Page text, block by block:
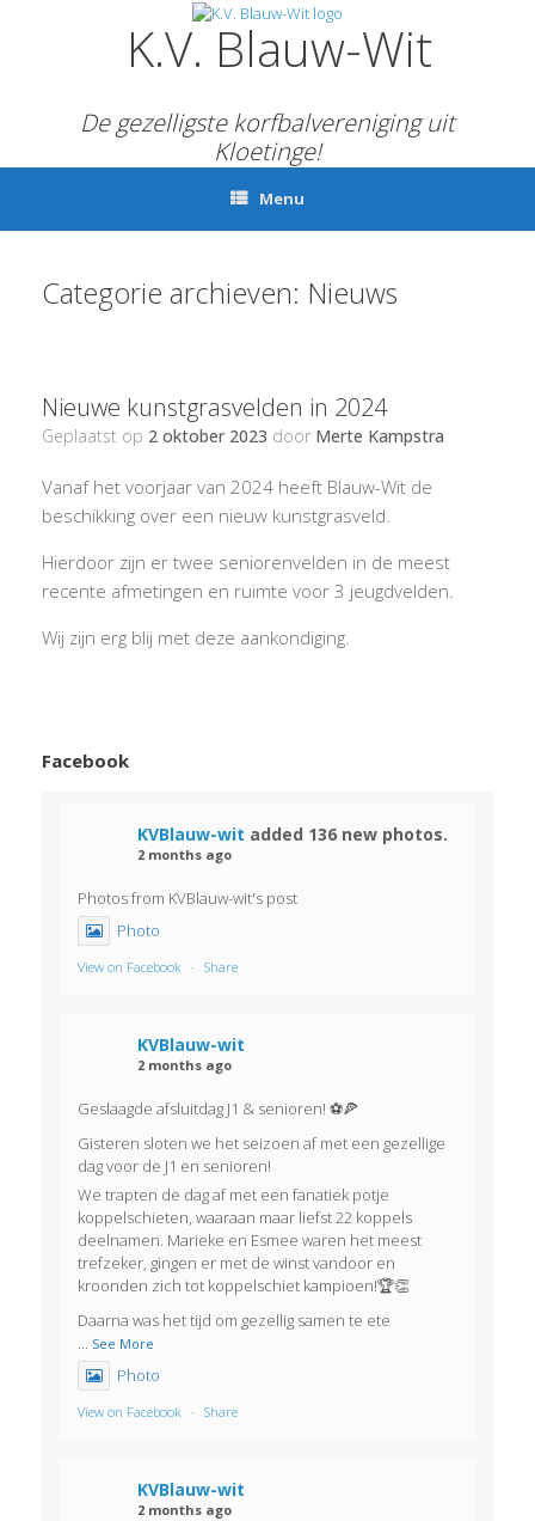
K.V. Blauw-Wit
De gezelligste korfbalvereniging uit
Kloetinge!
Menu
Categorie archieven: Nieuws
Nieuwe kunstgrasvelden in 2024
Geplaatst op 2 oktober 2023 door Merte Kampstra
Vanaf het voorjaar van 2024 heeft Blauw-Wit de
beschikking over een nieuw kunstgrasveld.
Hierdoor zijn er twee seniorenvelden in de meest
recente afmetingen en ruimte voor 3 jeugdvelden.
Wij zijn erg blij met deze aankondiging.
Facebook
KVBlauw-wit added 136 new photos.
2 months ago
Photos from KVBlauw-wit's post
Photo
View on Facebook · Share
KVBlauw-wit
2 months ago
Geslaagde afsluitdag J1 & senioren! ⚽🍕
Gisteren sloten we het seizoen af met een gezellige
dag voor de J1 en senioren!
We trapten de dag af met een fanatiek potje
koppelschieten, waaraan maar liefst 22 koppels
deelnamen. Marieke en Esmee waren het meest
trefzeker, gingen er met de winst vandoor en
kroonden zich tot koppelschiet kampioen!🏆👏
Daarna was het tijd om gezellig samen te ete
... See More
Photo
View on Facebook · Share
KVBlauw-wit
2 months ago